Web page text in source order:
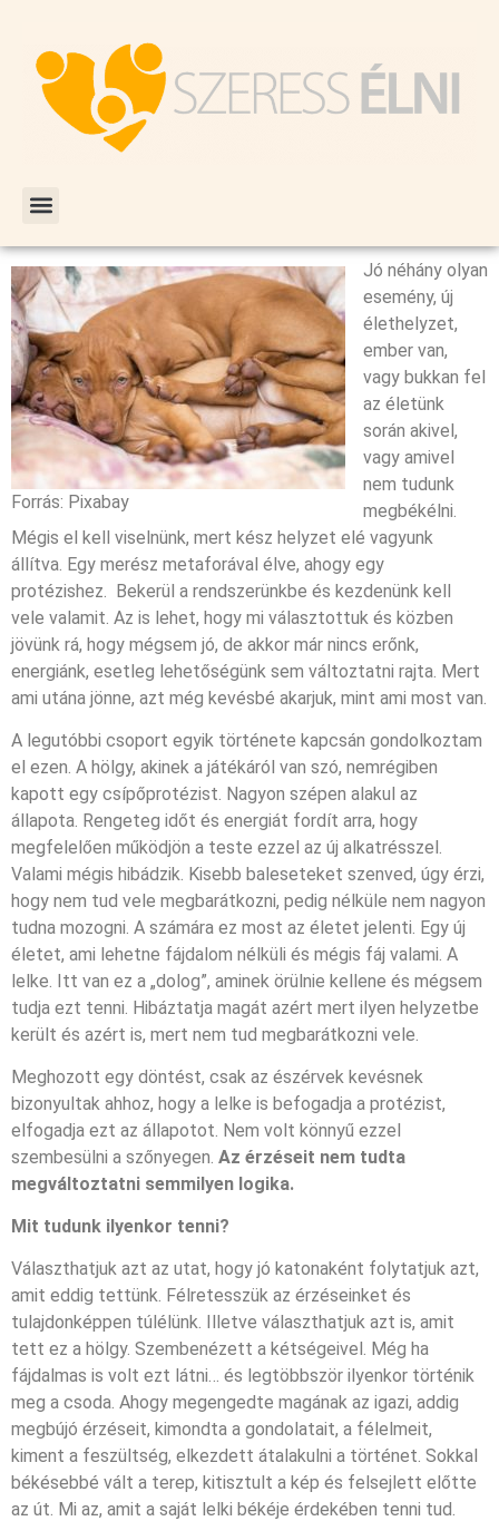
Forrás: Pixabay
Jó néhány olyan
esemény, új
élethelyzet,
ember van,
vagy bukkan fel
az életünk
során akivel,
vagy amivel
nem tudunk
megbékélni.
Mégis el kell viselnünk, mert kész helyzet elé vagyunk
állítva. Egy merész metaforával élve, ahogy egy
protézishez. Bekerül a rendszerünkbe és kezdenünk kell
vele valamit. Az is lehet, hogy mi választottuk és közben
jövünk rá, hogy mégsem jó, de akkor már nincs erőnk,
energiánk, esetleg lehetőségünk sem változtatni rajta. Mert
ami utána jönne, azt még kevésbé akarjuk, mint ami most van.
A legutóbbi csoport egyik története kapcsán gondolkoztam
el ezen. A hölgy, akinek a játékáról van szó, nemrégiben
kapott egy csípőprotézist. Nagyon szépen alakul az
állapota. Rengeteg időt és energiát fordít arra, hogy
megfelelően működjön a teste ezzel az új alkatrésszel.
Valami mégis hibádzik. Kisebb baleseteket szenved, úgy érzi,
hogy nem tud vele megbarátkozni, pedig nélküle nem nagyon
tudna mozogni. A számára ez most az életet jelenti. Egy új
életet, ami lehetne fájdalom nélküli és mégis fáj valami. A
lelke. Itt van ez a „dolog”, aminek örülnie kellene és mégsem
tudja ezt tenni. Hibáztatja magát azért mert ilyen helyzetbe
került és azért is, mert nem tud megbarátkozni vele.
Meghozott egy döntést, csak az észérvek kevésnek
bizonyultak ahhoz, hogy a lelke is befogadja a protézist,
elfogadja ezt az állapotot. Nem volt könnyű ezzel
szembesülni a szőnyegen. Az érzéseit nem tudta
megváltoztatni semmilyen logika.
Mit tudunk ilyenkor tenni?
Választhatjuk azt az utat, hogy jó katonaként folytatjuk azt,
amit eddig tettünk. Félretesszük az érzéseinket és
tulajdonképpen túlélünk. Illetve választhatjuk azt is, amit
tett ez a hölgy. Szembenézett a kétségeivel. Még ha
fájdalmas is volt ezt látni… és legtöbbször ilyenkor történik
meg a csoda. Ahogy megengedte magának az igazi, addig
megbújó érzéseit, kimondta a gondolatait, a félelmeit,
kiment a feszültség, elkezdett átalakulni a történet. Sokkal
békésebbé vált a terep, kitisztult a kép és felsejlett előtte
az út. Mi az, amit a saját lelki békéje érdekében tenni tud.